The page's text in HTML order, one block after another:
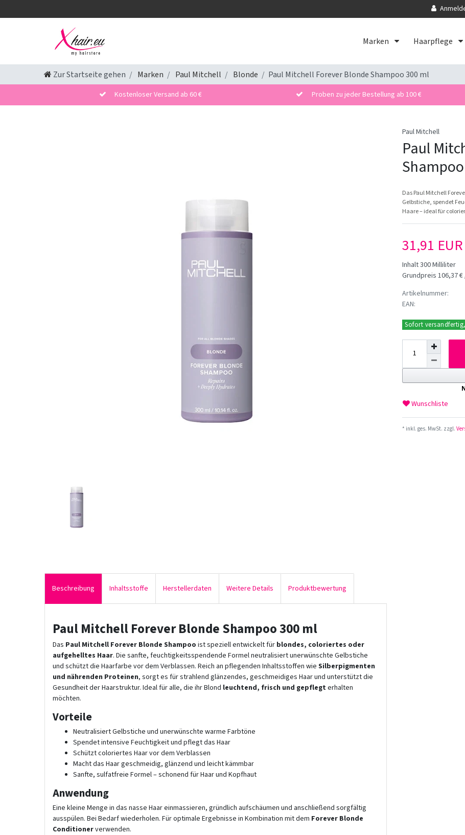
Marken Haarpflege
Zur Startseite gehen Marken Paul Mitchell Blonde Paul Mitchell Forever Blonde Shampoo 300 ml
Kostenloser Versand ab 60 € Proben zu jeder Bestellung ab 100 €
Paul Mitchell
Paul
Das Paul Mitchell
Gelbstiche, spendet
Haare – ideal für
31,91 EUR
Inhalt300Milliliter
Grundpreis 106,37
Artikelnummer:
EAN:
Sofort
Wunschliste
* inkl. ges. MwSt. zzgl.
Beschreibung Inhaltsstoffe Herstellerdaten Weitere Details Produktbewertung
Paul Mitchell Forever Blonde Shampoo 300 ml
Das Paul Mitchell Forever Blonde Shampoo ist speziell entwickelt für blondes, coloriertes oder
aufgehelltes Haar. Die sanfte, feuchtigkeitsspendende Formel neutralisiert unerwünschte Gelbstiche
und schützt die Haarfarbe vor dem Verblassen. Reich an pflegenden Inhaltsstoffen wie Silberpigmenten
und nährenden Proteinen, sorgt es für strahlend glänzendes, geschmeidiges Haar und unterstützt die
Gesundheit der Haarstruktur. Ideal für alle, die ihr Blond leuchtend, frisch und gepflegterhalten
möchten.
Vorteile
Neutralisiert Gelbstiche und unerwünschte warme Farbtöne
Spendet intensive Feuchtigkeit und pflegt das Haar
Schützt coloriertes Haar vor dem Verblassen
Macht das Haar geschmeidig, glänzend und leicht kämmbar
Sanfte, sulfatfreie Formel – schonend für Haar und Kopfhaut
Anwendung
Eine kleine Menge in das nasse Haar einmassieren, gründlich aufschäumen und anschließend sorgfältig
ausspülen. Bei Bedarf wiederholen. Für optimale Ergebnisse in Kombination mit dem Forever Blonde
Conditionerverwenden.